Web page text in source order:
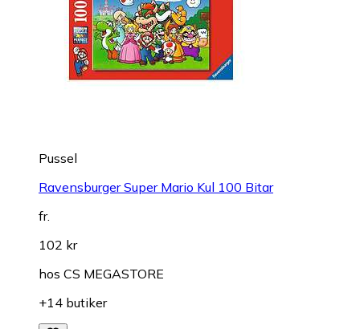
Pussel
Ravensburger Super Mario Kul 100 Bitar
fr.
102 kr
hos CS MEGASTORE
+14 butiker